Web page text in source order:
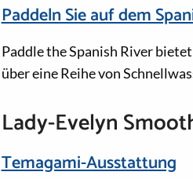
Paddeln Sie auf dem
Paddle the Spanish River
über eine Reihe von
Lady-Evelyn
Temagami-Ausstattung